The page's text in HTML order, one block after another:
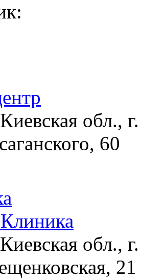
обл.,
60
обл.,
21